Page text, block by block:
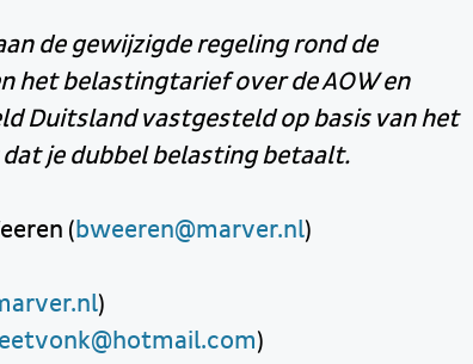
de gewijzigde regeling rond de
het belastingtarief over de AOW en
Duitsland vastgesteld op basis van het
je dubbel belasting betaalt.
(bweeren@marver.nl)
)
)